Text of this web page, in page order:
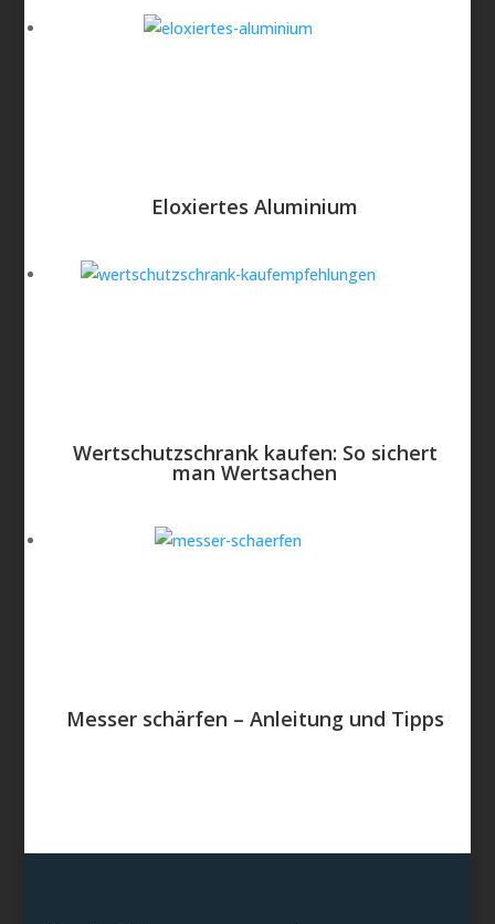
Eloxiertes Aluminium
Wertschutzschrank kaufen: So sichert
man Wertsachen
Messer schärfen – Anleitung und Tipps